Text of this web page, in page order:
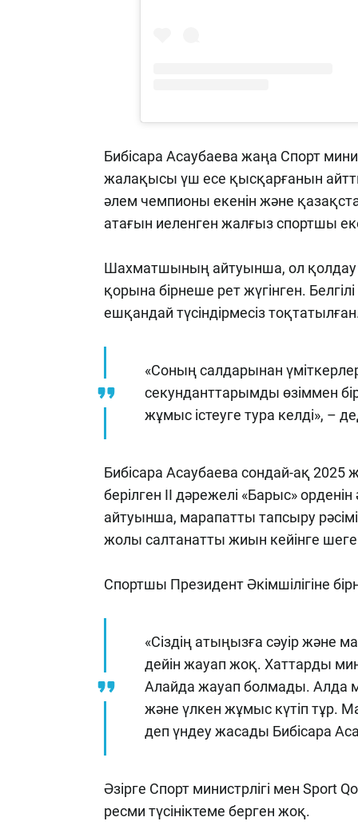
Бибісара Асаубаева жаңа Спорт
жалақысы үш есе қысқарғанын
әлем чемпионы екенін және
атағын иеленген жалғыз спортшы
Шахматшының айтуынша, ол қолдау
қорына бірнеше рет жүгінген.
ешқандай түсіндірмесіз
«Соның салдарынан
секунданттарымды өзіммен
жұмыс істеуге тура келді», –
Бибісара Асаубаева сондай-ақ
берілген II дәрежелі «Барыс»
айтуынша, марапатты тапсыру
жолы салтанатты жиын кейінге
Спортшы Президент Әкімшілігіне
«Сіздің атыңызға сәуір және
дейін жауап жоқ. Хаттарды
Алайда жауап болмады. Алда
және үлкен жұмыс күтіп тұр.
деп үндеу жасады Бибісара
Әзірге Спорт министрлігі мен
ресми түсініктеме берген жоқ.